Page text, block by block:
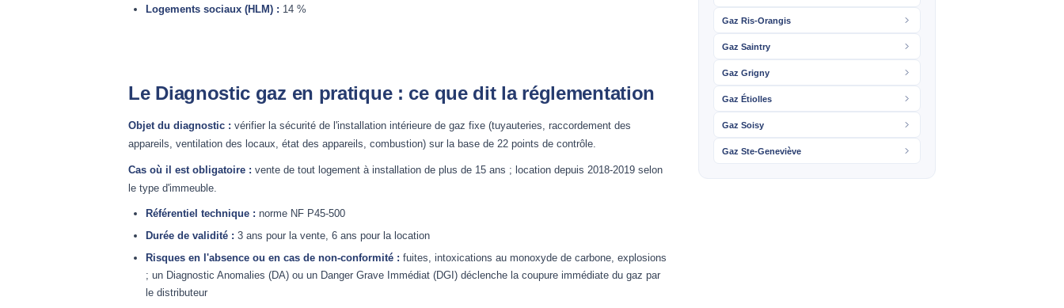
Logements sociaux (HLM) : 14 %
Le Diagnostic gaz en pratique : ce que dit la réglementation
Objet du diagnostic : vérifier la sécurité de l'installation intérieure de gaz fixe (tuyauteries, raccordement des
appareils, ventilation des locaux, état des appareils, combustion) sur la base de 22 points de contrôle.
Cas où il est obligatoire : vente de tout logement à installation de plus de 15 ans ; location depuis 2018-2019 selon
le type d'immeuble.
Référentiel technique : norme NF P45-500
Durée de validité : 3 ans pour la vente, 6 ans pour la location
Risques en l'absence ou en cas de non-conformité : fuites, intoxications au monoxyde de carbone, explosions
; un Diagnostic Anomalies (DA) ou un Danger Grave Immédiat (DGI) déclenche la coupure immédiate du gaz par
le distributeur
Gaz Ris-Orangis
Gaz Saintry
Gaz Grigny
Gaz Étiolles
Gaz Soisy
Gaz Ste-Geneviève